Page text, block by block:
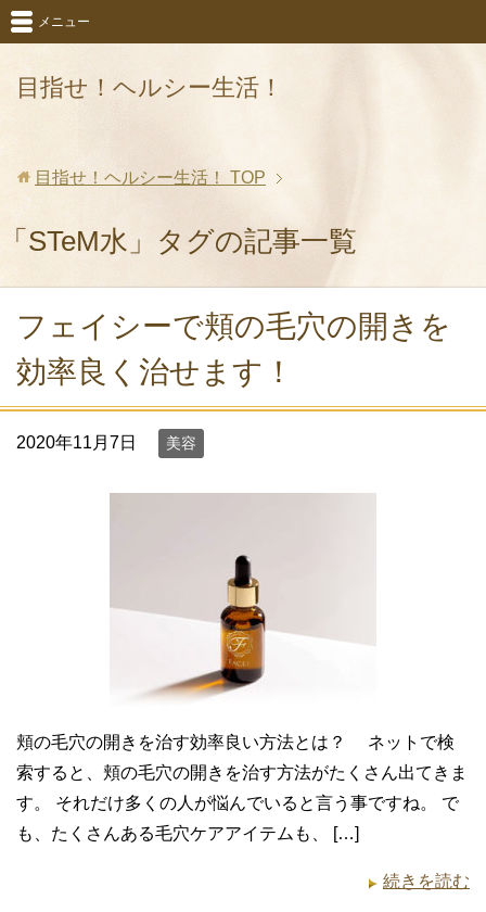
目指せ！ヘルシー生活！
メニュー
目指せ！ヘルシー生活！ TOP
「STeM水」タグの記事一覧
フェイシーで頬の毛穴の開きを
効率良く治せます！
2020年11月7日 美容
頬の毛穴の開きを治す効率良い方法とは？ ネットで検
索すると、頬の毛穴の開きを治す方法がたくさん出てきま
す。 それだけ多くの人が悩んでいると言う事ですね。 で
も、たくさんある毛穴ケアアイテムも、 […]
続きを読む